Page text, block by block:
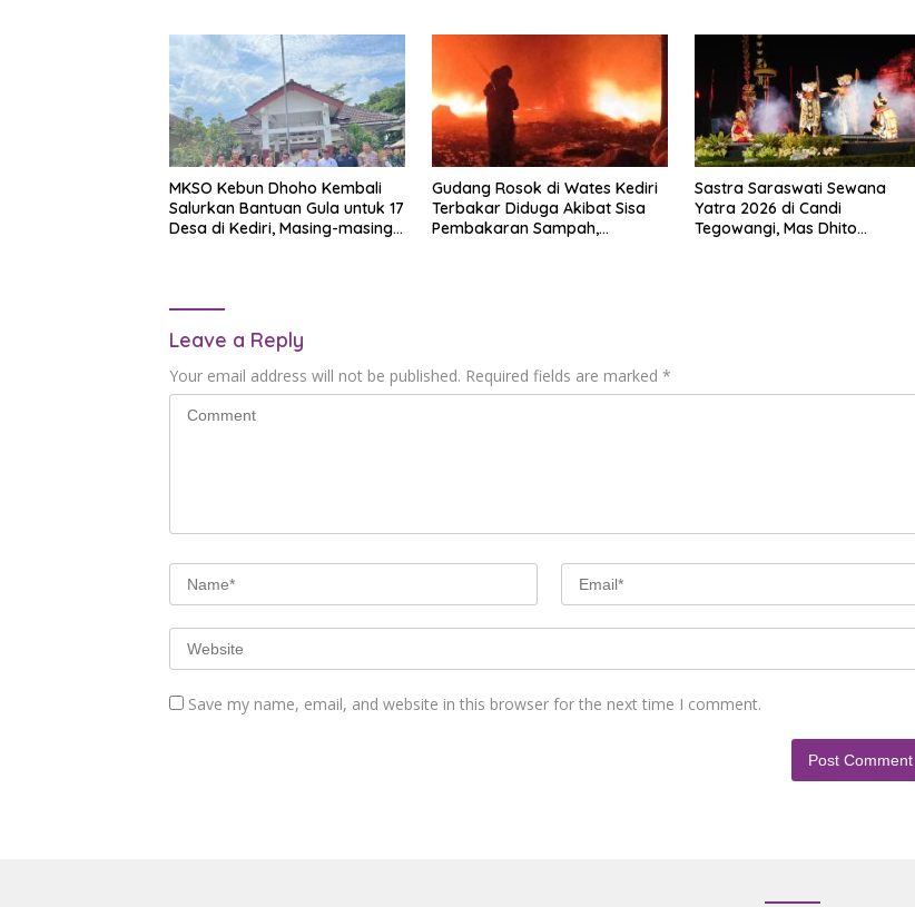
MKSO Kebun Dhoho Kembali
Salurkan Bantuan Gula untuk 17
Desa di Kediri, Masing-masing
Gudang Rosok di Wates Kediri
Terbakar Diduga Akibat Sisa
Pembakaran Sampah,
Sastra Saraswati Sewana
Yatra 2026 di Candi
Tegowangi, Mas Dhito
Leave a Reply
Your email address will not be published. Required fields are marked *
Save my name, email, and website in this browser for the next time I comment.